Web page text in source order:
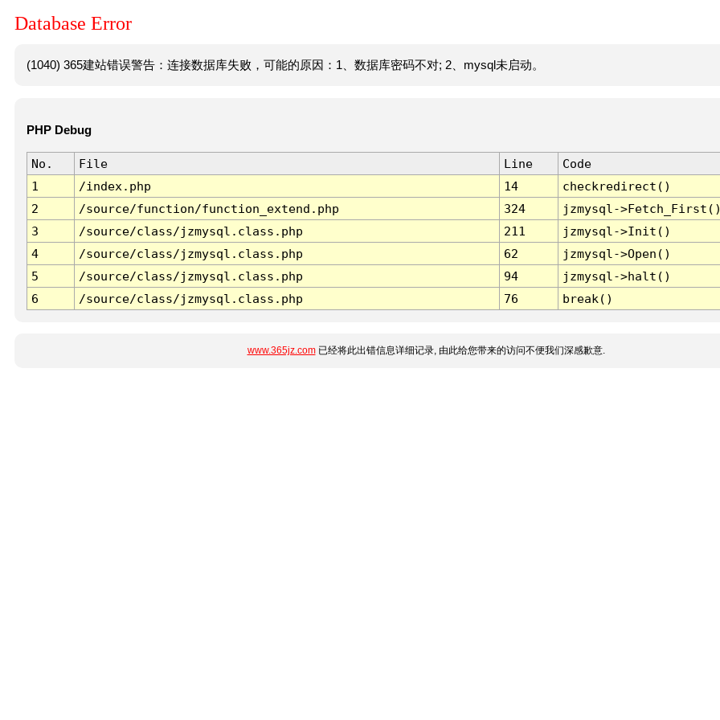
Database Error
(1040) 365建站错误警告：连接数据库失败，可能的原因：1、数据库密码不对; 2、mysql未启动。
PHP Debug
No. File Line
Code
1
/index.php 14
checkredirect()
2
/source/function/function_extend.php 324
jzmysql-
3
/source/class/jzmysql.class.php 211
jzmysql->Init()
4
/source/class/jzmysql.class.php 62
jzmysql->Open()
5
/source/class/jzmysql.class.php 94
jzmysql->halt()
6
/source/class/jzmysql.class.php 76 break()
www.365jz.com已经将此出错信息详细记录, 由此给您带来的访问不便我们深感歉意.